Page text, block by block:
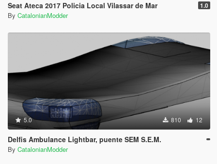
Seat Ateca 2017 Policia Local Vilassar de Mar 1.0
By CatalonianModder
5.0 810 12
Delfis Ambulance Lightbar, puente SEM S.E.M.
By CatalonianModder